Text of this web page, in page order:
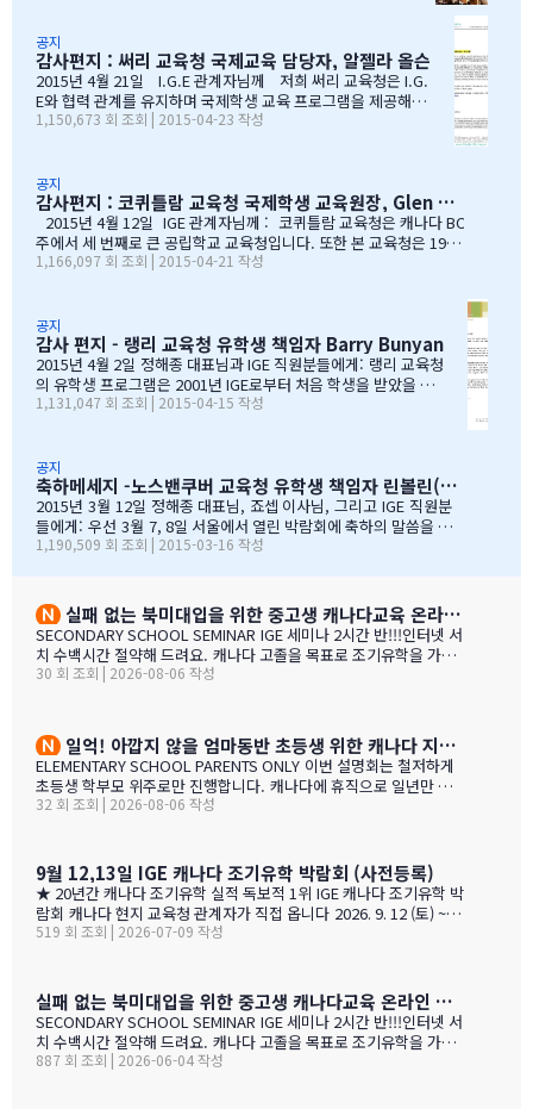
1:52 39 읽음 한국시간으로 오늘 저녁 st.john졸업식이 시
작됩니다.오늘 졸업식에는 개인적인 사정으로 함께하지 못
하지만아쉬운 마음을 담아 함께 축하의 인사를 전합니다.오
늘 졸업식이 아이들만의 졸업식이 아닌몇년동안 저희 부모
를 대신해 앞장 서 이끌어 주신선생님들의 졸업식이라 해도
나조카처럼 야단도치시고 때로는 버릇없이 한 행동들에도너
그러이 이해해주신 조셉이사님,아이들의 구멍난 빈 자리를
말없이…
공지
감사편지 : 써리 교육청 국제교육 담당자, 알젤라 올슨
2015년 4월 21일 I.G.E 관계자님께 저희 써리 교육청은 I.G.
E와 협력 관계를 유지하며 국제학생 교육 프로그램을 제공해올
수 있음에 만족하고 있습니다. I.G.E는 지난 10년간 써리 교육
수 있도록 많은 도움을 주었습니다. 특별히 정해종 대표님을 비
롯한 많은 I.G.E의 직원 여러분께서 종합적인 오리엔테이션과
정착서비스, 방과후 프로그램, 홈스테이 프로그램을 비롯한 다
양한 서비스를 제공해 주시는 등 물심양면의 지원을 해주셨습
니다. 이 같은 집중적 학습관리와 준비 프로그램, 그리고 지속
써리로의 유학을 희망하는 국제학생들을 위해 I.G.E와 협력 관
계를 유지해나갈 수 있…
1,150,673 회 조회 | 2015-04-23 작성
공지
감사편지 : 코퀴틀람 교육청 국제학생 교육원장, Glen Conley
2015년 4월 12일 IGE 관계자님께 : 코퀴틀람 교육청은 캐나다 BC
주에서 세 번째로 큰 공립학교 교육청입니다. 또한 본 교육청은 1999
년부터 ‘국제학생 프로그램’을 제공해왔으며, 현재 캐나다에서 가장
때문에 이루어낼 수 있었던 것이라고 생각합니다. 코퀴틀람 교육청
이 IGE를 통해 국제학생 프로그램을 제공해 온지도 10년이 되어갑니
다. 그리고 이렇게 긴 시간 동안 많은 가족과 학생들이 캐나다에 잘
정착하여 공부할 수 있었던 데에는, 정해종 대표님을 비롯하여 모든 I
GE 직원의 헌신적인 노력이 있었음을 잘 알고 있습니다. 우리는 IGE
1,166,097 회 조회 | 2015-04-21 작성
공지
감사 편지 - 랭리 교육청 유학생 책임자 Barry Bunyan
2015년 4월 2일 정해종 대표님과 IGE 직원분들에게: 랭리 교육청
의 유학생 프로그램은 2001년 IGE로부터 처음 학생을 받았을 때
부터 IGE와 오랜 시간동안 신뢰있는 관계로 좋은 시간을 보내왔습
람회에 참가하길 고대합니다. IGE 직원들은 조직 기술과 정보의
상세함, 그리고 테이블에 앉아 학부모님들과 소통할 때 IGE 통역
사 분들의 친절함과 지지적인 태도는 저에게 지속적으로 깊은 인
상을 줍니다. 랭리는 한국인 가족들이 해외 유학지로 고려할 핵심
유학 지역이 되었습니다. 우리는 서울에 다른 유학원들과도 파트
리의 학교들로 즐겁게 맞이할 수 있었습니다. IGE 직원분들과 함
께 협력하여 일하는 과정을 통해 우리는 한국 사…
1,131,047 회 조회 | 2015-04-15 작성
공지
축하메세지 -노스밴쿠버 교육청 유학생 책임자 린볼린(Lynne Bolen) 편지
2015년 3월 12일 정해종 대표님, 죠셉 이사님, 그리고 IGE 직원분
들에게: 우선 3월 7, 8일 서울에서 열린 박람회에 축하의 말씀을 전
합니다. 이 틀간의 박람회를 개최하는 동안 많은 관심을 보여준 한국
박람회에 참가한 모든 교육청들에게도 이와 같은 좋은 일이 있기를
바랍니다. 과거에 박람회 때마다 통역관을 배치해 주신 것에 대해 감
사 드립니다. 특히 이번 주말 동안 세 명의 훌륭한 통역관과 일할 수
있게 기회를 주셔서 고맙습니다. 세 분 모두 노스밴쿠버에 대해 자세
히 알고 있었으며, 미국이나 캐나다에서 직접 겪은 해외경험들을 나
1,190,509 회 조회 | 2015-03-16 작성
실패 없는 북미대입을 위한 중고생 캐나다교육 온라인 ZOOM 설명회 8월 27일(목)
SECONDARY SCHOOL SEMINAR IGE 세미나 2시간 반!!!인터넷 서
치 수백시간 절약해 드려요. 캐나다 고졸을 목표로 조기유학을 가지
는 않죠. 어떤 경우에도 중요한 것은 대학!!! 20년간 캐나다 조기유학
도 참가 가능합니다. 한국과 캐나다 부모님들의 궁금증과 고민을 같
이 공유할 수 있습니다. …
30 회 조회 | 2026-08-06 작성
일억! 아깝지 않을 엄마동반 초등생 위한 캐나다 지역,학교 선택 설명회 8월25(화)
ELEMENTARY SCHOOL PARENTS ONLY 이번 설명회는 철저하게
초등생 학부모 위주로만 진행합니다. 캐나다에 휴직으로 일년만 가
야 하는 가족, 초등생 영어교육 · 북미체험 · 가족 휴식을 위해 캐나
~ 9시 …
32 회 조회 | 2026-08-06 작성
9월 12,13일 IGE 캐나다 조기유학 박람회 (사전등록)
★ 20년간 캐나다 조기유학 실적 독보적 1위 IGE 캐나다 조기유학 박
람회 캐나다 현지 교육청 관계자가 직접 옵니다 2026. 9. 12 (토) ~ 9.
13 (일) 오전 11시 ~ 오후 5시 · 사전등록 필수 일시 2026년 9월 12
신청서에서 바로 신청하세요 사전등록 혜택 미리 신청하면 이런 혜택
이 있습니다 혜택 1 신청비 전액 면제 학생당 약 CAD $200~300 수
속 신청비 면제 혜택 2 인기 공립학교 우선 배정 …
519 회 조회 | 2026-07-09 작성
실패 없는 북미대입을 위한 중고생 캐나다교육 온라인 ZOOM 설명회 6월 16일(화)
SECONDARY SCHOOL SEMINAR IGE 세미나 2시간 반!!!인터넷 서
치 수백시간 절약해 드려요. 캐나다 고졸을 목표로 조기유학을 가지
는 않죠. 어떤 경우에도 중요한 것은 대학!!! 20년간 캐나다 조기유학
887 회 조회 | 2026-06-04 작성